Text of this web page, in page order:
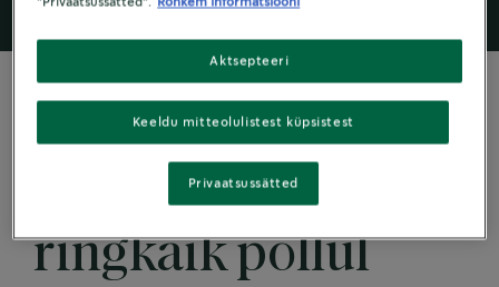
Virtuaalne
ringkäik põllul
Keeldu mitteolulistest küpsistest
Aktsepteeri
Privaatsussätted